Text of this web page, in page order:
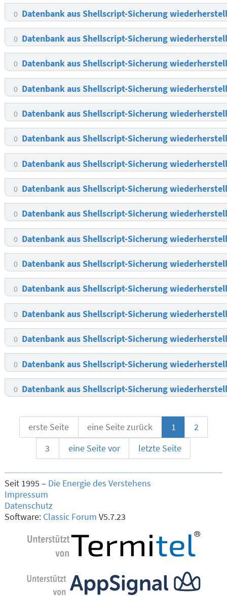
0 Datenbank aus Shellscript-Sicherung
0 Datenbank aus Shellscript-Sicherung
0 Datenbank aus Shellscript-Sicherung
0 Datenbank aus Shellscript-Sicherung
0 Datenbank aus Shellscript-Sicherung
0 Datenbank aus Shellscript-Sicherung
0 Datenbank aus Shellscript-Sicherung
0 Datenbank aus Shellscript-Sicherung
0 Datenbank aus Shellscript-Sicherung
0 Datenbank aus Shellscript-Sicherung
0 Datenbank aus Shellscript-Sicherung
0 Datenbank aus Shellscript-Sicherung
0 Datenbank aus Shellscript-Sicherung
0 Datenbank aus Shellscript-Sicherung
0 Datenbank aus Shellscript-Sicherung
0 Datenbank aus Shellscript-Sicherung
erste Seite eine Seite zurück 1
2
3
eine Seite vor letzte Seite
Seit 1995 – Die Energie des Verstehens
Impressum
Datenschutz
Software: Classic Forum V5.7.23